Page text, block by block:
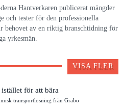
Hantverkaren publicerat mängder
och tester för den professionella
behovet av en riktig branschtidning för
yrkesmän.
VISA FLER
för att bära
transportlösning från Grabo